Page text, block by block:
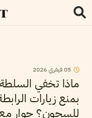
05فيفري2026
ماذا تخفي السلطة
بمنع زيارات
للسجون؟ حوار